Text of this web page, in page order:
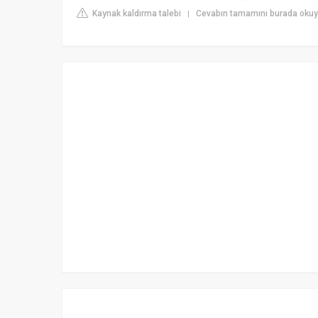
Kaynak kaldırma talebi | Cevabın tamamını burada